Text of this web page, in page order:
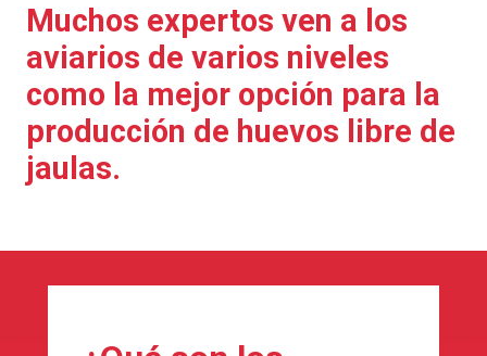
Muchos expertos ven a los
aviarios de varios niveles
como la mejor opción para la
producción de huevos libre de
jaulas.